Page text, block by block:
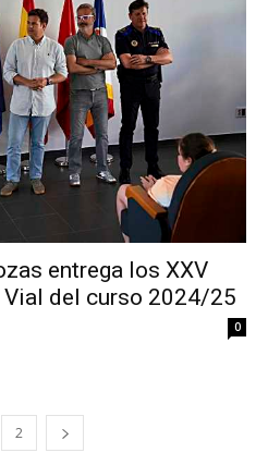
entrega los XXV
del curso 2024/25
0
2